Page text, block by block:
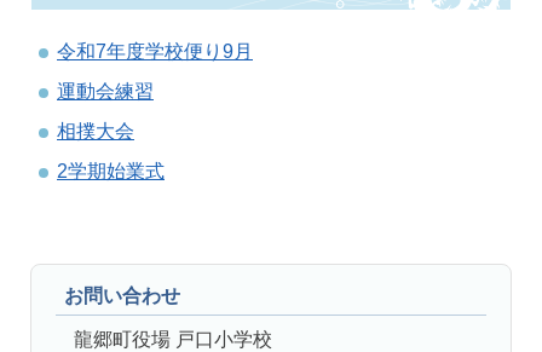
令和7年度学校便り9月
運動会練習
相撲大会
2学期始業式
お問い合わせ
龍郷町役場 戸口小学校